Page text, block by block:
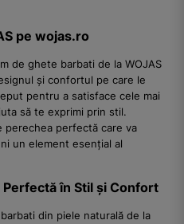
pe wojas.ro
de ghete barbati de la WOJAS
și confortul pe care le
pentru a satisface cele mai
să te exprimi prin stil.
perechea perfectă care va
un element esențial al
în Stil și Confort
din piele naturală de la